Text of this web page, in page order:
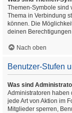
Themen-Symbole sind
Thema in Verbindung
können. Die
deinen
Nach oben
Benutzer-Stufen
Was sind
Administratoren haben
jede Art von Aktion im
Mitglieder sperren,